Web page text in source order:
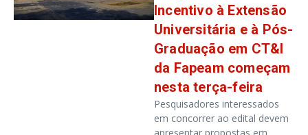
Incentivo à Extensão
Universitária e à Pós-
Graduação em CT&I
da Fapeam começam
nesta terça-feira
Pesquisadores interessados
em concorrer ao edital devem